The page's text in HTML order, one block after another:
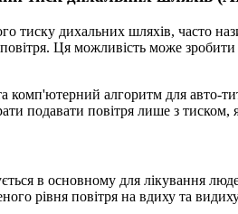
тиску дихальних шляхів, часто
Ця можливість може
комп'ютерний алгоритм для авто-
подавати повітря лише з
в основному для лікування
рівня повітря на вдиху та